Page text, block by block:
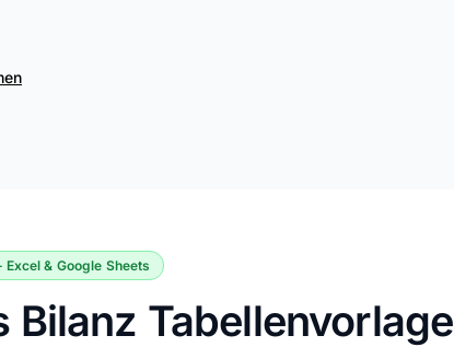
& Google Sheets
Bilanz Tabellenvorlage